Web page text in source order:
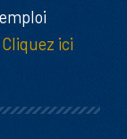
Cliquez ici